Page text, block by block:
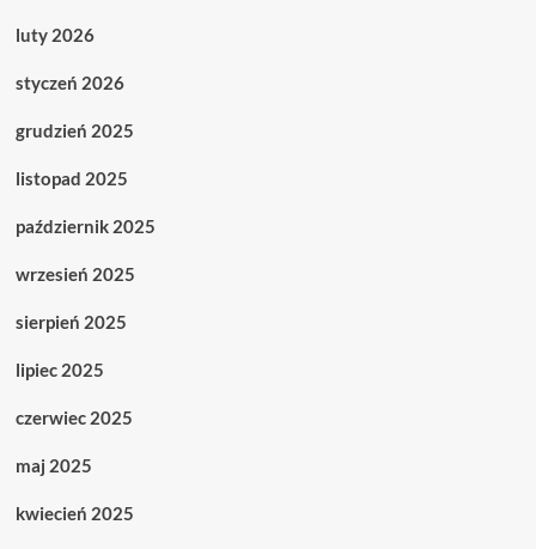
luty 2026
styczeń 2026
grudzień 2025
listopad 2025
październik 2025
wrzesień 2025
sierpień 2025
lipiec 2025
czerwiec 2025
maj 2025
kwiecień 2025